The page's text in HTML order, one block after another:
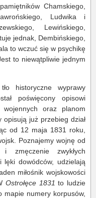
Chamskiego,
Ludwika i
Lewińskiego,
jednak, Dembińskiego,
to wczuć się w psychikę
to niewątpliwie jednym
historyczne wyprawy
poświęcony opisowi
wojennych oraz planom
opisują już przebieg dział
od 12 maja 1831 roku,
Poznajemy wojnę od
zwykłych
lęki dowódców, udzielają
miłośnik wojskowości
Ostrołęce 1831 to ludzie
numery korpusów,